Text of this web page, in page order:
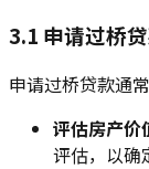
3.1 申请过桥
申请过桥贷款通
评估房产价
评估，以确